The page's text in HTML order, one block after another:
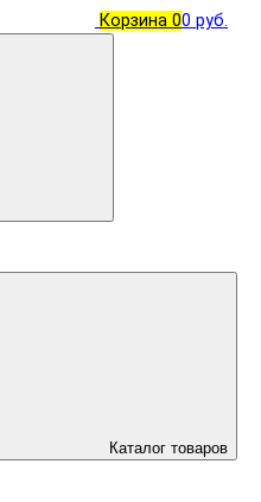
Корзина 00 руб.
Каталог товаров